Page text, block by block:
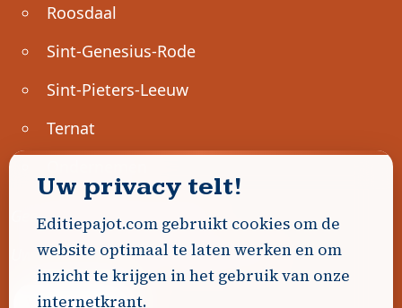
Roosdaal
Sint-Genesius-Rode
Sint-Pieters-Leeuw
Ternat
Geen advertenties gevonden.
Uw advertentie hier? Contacteer ons!
Word Partner!
Uw privacy telt!
Editiepajot.com gebruikt cookies om de
website optimaal te laten werken en om
inzicht te krijgen in het gebruik van onze
internetkrant.